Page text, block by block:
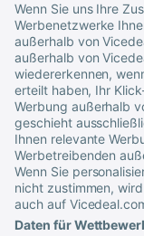
Wenn Sie uns Ihre
Werbenetzwerke
außerhalb von
außerhalb von
wiedererkennen,
erteilt haben, Ihr
Werbung außerhalb
geschieht
Ihnen relevante
Werbetreibenden
Wenn Sie
nicht zustimmen,
auch auf Vicedeal
Daten für